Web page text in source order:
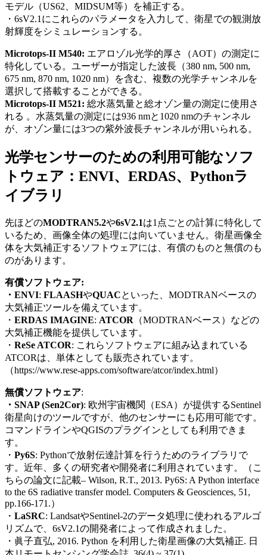
モデル（US62 MIDSUM等）を補正する。
・ 6sV2.1 にこれらのパラメータを入力して、衛星での観測放
射輝度をシミュレーションする。
Microtops-II M540: エアロゾル光学的厚さ（AOT）の測定に
特化している。ユーザーが指定した波長（380 nm, 500 nm,
675 nm, 870 nm, 1020 nm）を含む、複数の光学チャンネルを
選択して搭載することができる。
Microtops-II M521: 総水蒸気量と総オゾン量の測定に使用さ
れる 。水蒸気量の測定には936 nmと 1020 nmのチャンネル
が、オゾン量には3つの紫外波長チャンネルが用いられる。
光学センサーのための利用可能なソフ
トウェア： ENVI、 ERDAS、 Pythonラ
イブラリ
先ほどのMODTRAN5.2や6sV2.1は1点ごとの計算に特化して
いるため、画像全体の処理には向いていません。衛星画像全
体を大気補正するソフトウェアには、有償のものと無償のも
のがあります。
有償ソフトウェア:
・ENVI: FLAASHやQUACといった、 MODTRANベースの
大気補正ツールを備えています。
・ ERDAS IMAGINE: ATCOR （MODTRANベース）などの
大気補正機能を提供しています。
・ ReSe ATCOR: これらソフトウェアに組み込まれている
ATCORは、単体としても販売されています。
（https://www.rese-apps.com/software/atcor/index.html）
無償ソフトウェア:
・SNAP (Sen2Cor): 欧州宇宙機関（ESA ）が提供するSentinel
衛星向けのツールですが、他のセンサーにも応用可能です。
コマンドラインやQGISのプラグインとしても利用できま
す。
・ Py6S: Pythonで放射伝達計算を行うためのライブラリで
す。近年、多くの研究者や開発者に利用されています。（こ
ちらの論文に記載– Wilson, R.T., 2013. Py6S: A Python interface
to the 6S radiative transfer model. Computers & Geosciences, 51,
pp.166-171.）
・ LaSRC: LandsatやSentinel-2のデータ処理に使われるアルゴ
リズムで、 6sV2.1の開発者によって作成されました。
・ 眞子直弘, 2016. Python を利用した衛星画像の大気補正. 日